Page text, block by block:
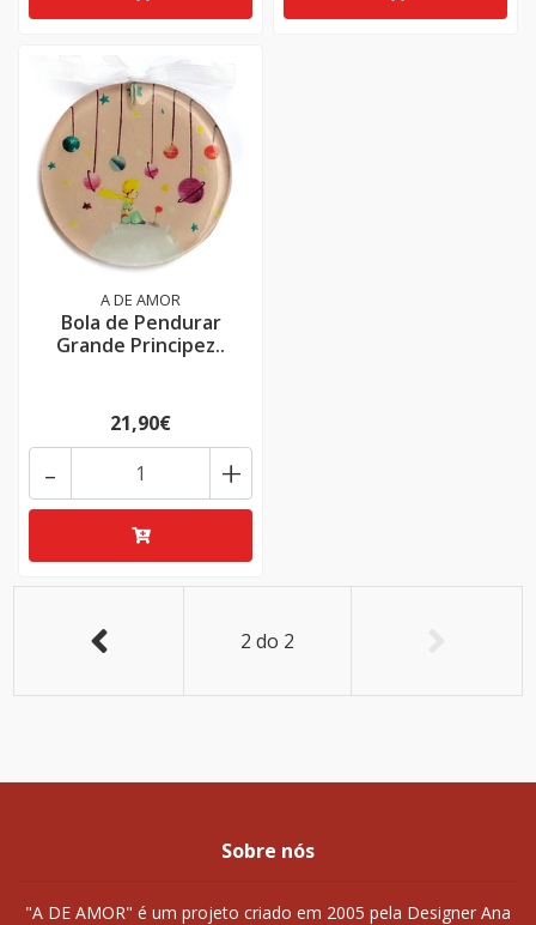
A DE AMOR
Bola de Pendurar
Grande Principez..
21,90€
+
-
2 do 2
Sobre nós
"A DE AMOR" é um projeto criado em 2005 pela Designer Ana